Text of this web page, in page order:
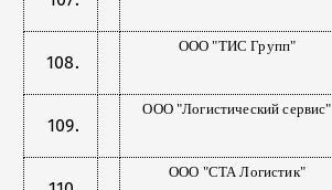
ООО "ТИС Групп"
ООО "Логистический сервис"
ООО "СТА Логистик"